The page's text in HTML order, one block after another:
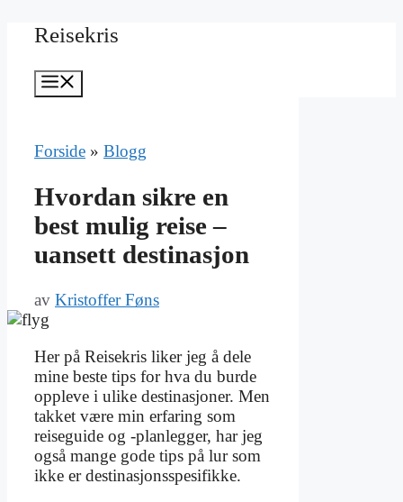
Hopp
innhold
Reisekris
Forside » Blogg
Hvordan sikre en
best mulig reise –
uansett destinasjon
av Kristoffer Føns
Her på Reisekris liker jeg å dele
mine beste tips for hva du burde
oppleve i ulike destinasjoner. Men
takket være min erfaring som
reiseguide og -planlegger, har jeg
også mange gode tips på lur som
ikke er destinasjonsspesifikke.